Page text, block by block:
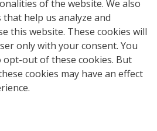
of the website. We also
help us analyze and
this website. These cookies will
only with your consent. You
out of these cookies. But
cookies may have an effect